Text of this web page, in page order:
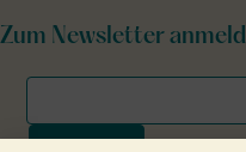
Zum Newsletter